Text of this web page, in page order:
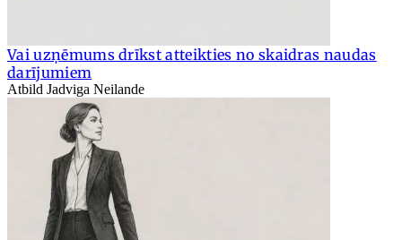
Vai uzņēmums drīkst atteikties no skaidras naudas
darījumiem
Atbild Jadviga Neilande